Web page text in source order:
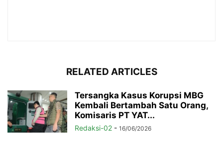
RELATED ARTICLES
Tersangka Kasus Korupsi MBG
Kembali Bertambah Satu Orang,
Komisaris PT YAT...
Redaksi-02 - 16/06/2026